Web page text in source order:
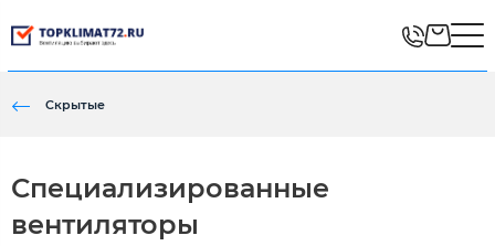
Скрытые
Специализированные
вентиляторы